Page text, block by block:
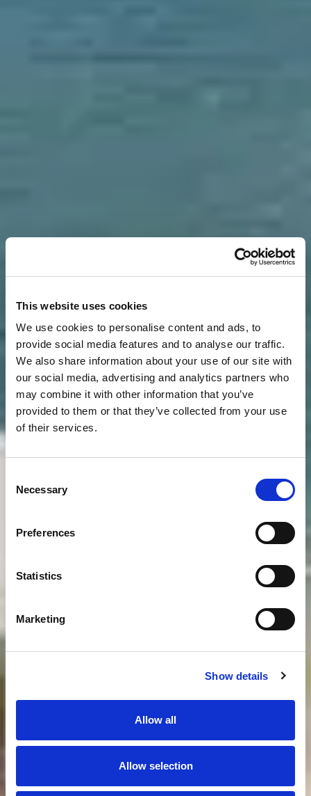
This website uses cookies
We use cookies to personalise content and ads, to
provide social media features and to analyse our traffic.
We also share information about your use of our site with
our social media, advertising and analytics partners who
may combine it with other information that you’ve
provided to them or that they’ve collected from your use
of their services.
Selection
Necessary
Preferences
Statistics
Marketing
Show details
Allow all
Allow selection